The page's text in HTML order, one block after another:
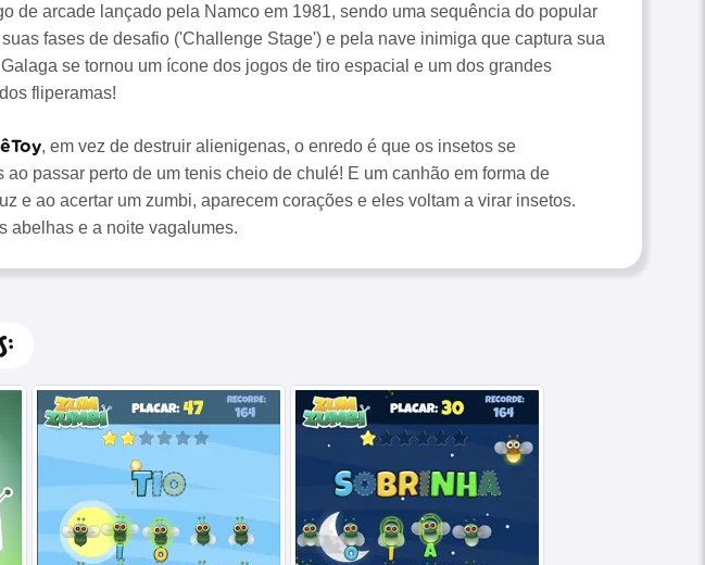
de arcade lançado pela Namco em 1981, sendo uma sequência do popular
fases de desafio ('Challenge Stage') e pela nave inimiga que captura sua
se tornou um ícone dos jogos de tiro espacial e um dos grandes
fliperamas!
, em vez de destruir alienigenas, o enredo é que os insetos se
ao passar perto de um tenis cheio de chulé! E um canhão em forma de
e ao acertar um zumbi, aparecem corações e eles voltam a virar insetos.
abelhas e a noite vagalumes.